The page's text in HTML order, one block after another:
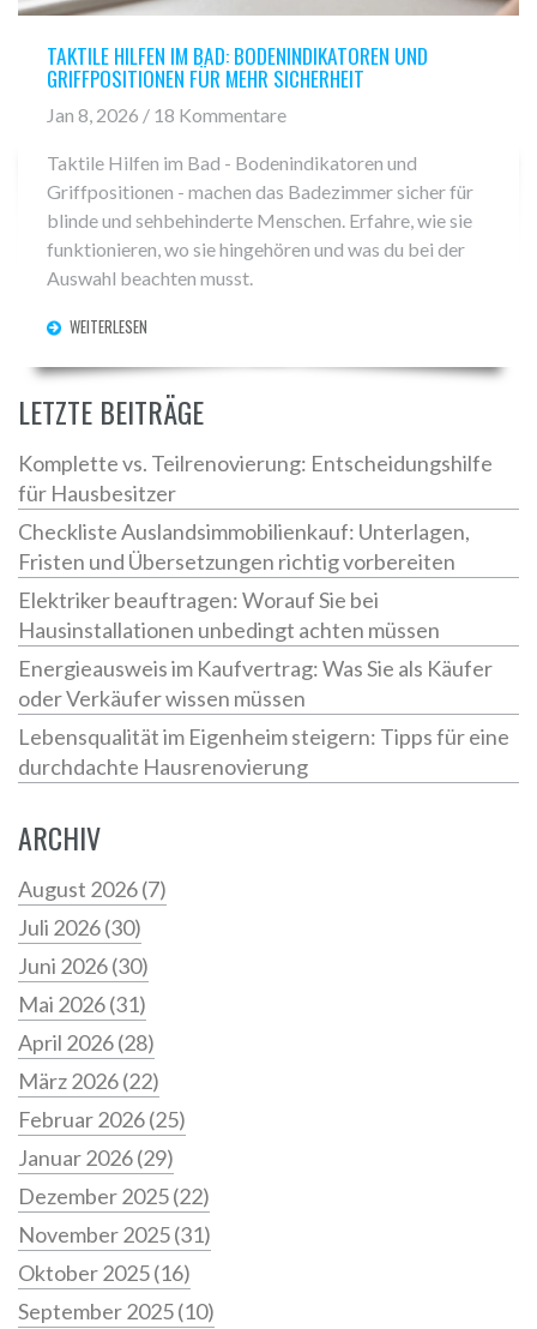
TAKTILE HILFEN IM BAD: BODENINDIKATOREN UND
GRIFFPOSITIONEN FÜR MEHR SICHERHEIT
Jan 8, 2026 / 18 Kommentare
Taktile Hilfen im Bad - Bodenindikatoren und
Griffpositionen - machen das Badezimmer sicher für
blinde und sehbehinderte Menschen. Erfahre, wie sie
funktionieren, wo sie hingehören und was du bei der
Auswahl beachten musst.
WEITERLESEN
LETZTE BEITRÄGE
Komplette vs. Teilrenovierung: Entscheidungshilfe
für Hausbesitzer
Checkliste Auslandsimmobilienkauf: Unterlagen,
Fristen und Übersetzungen richtig vorbereiten
Elektriker beauftragen: Worauf Sie bei
Hausinstallationen unbedingt achten müssen
Energieausweis im Kaufvertrag: Was Sie als Käufer
oder Verkäufer wissen müssen
Lebensqualität im Eigenheim steigern: Tipps für eine
durchdachte Hausrenovierung
ARCHIV
August 2026(7)
Juli 2026(30)
Juni 2026(30)
Mai 2026(31)
April 2026(28)
März 2026(22)
Februar 2026(25)
Januar 2026(29)
Dezember 2025(22)
November 2025(31)
Oktober 2025(16)
September 2025(10)